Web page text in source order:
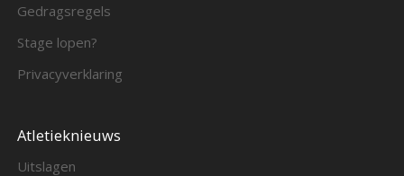
Gedragsregels
Stage lopen?
Privacyverklaring
Atletieknieuws
Uitslagen